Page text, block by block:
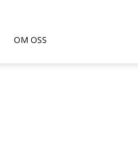
OM OSS